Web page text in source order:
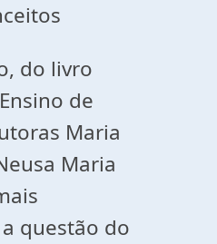
do livro
de
Maria
Maria
questão do